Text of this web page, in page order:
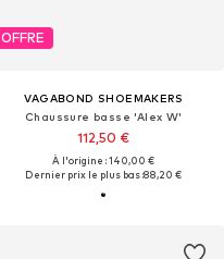
OFFRE
VAGABOND SHOEMAKERS
Chaussure basse 'Alex W'
112,50 €
À l'origine : 140,00 €
Dernier prix le plus bas :88,20 €